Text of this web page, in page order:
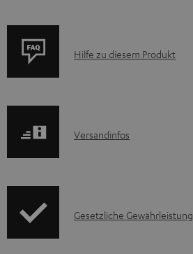
n
l
n
P
u
A
Hilfe zu diesem Produkt
I
r
Versandinfos
IGesetzliche Gewährleistung